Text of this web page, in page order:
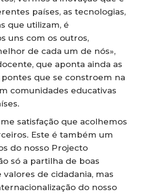
países, as tecnologias,
que utilizam, é
uns com os outros,
de cada um de nós»,
que aponta ainda as
que se constroem na
comunidades educativas
satisfação que acolhemos
Este é também um
do nosso Projecto
só a partilha de boas
valores de cidadania, mas
do nosso